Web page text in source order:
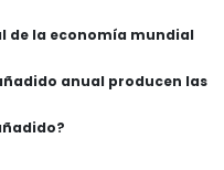
de la economía mundial
anual producen las